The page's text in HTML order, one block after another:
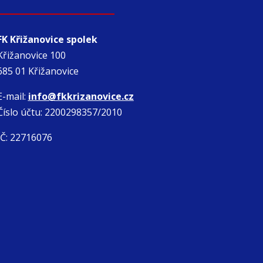
Křižanovice spolek
100
01 Křižanovice
mail: info@fkkrizanovice.cz
účtu: 2200298357/2010
22716076